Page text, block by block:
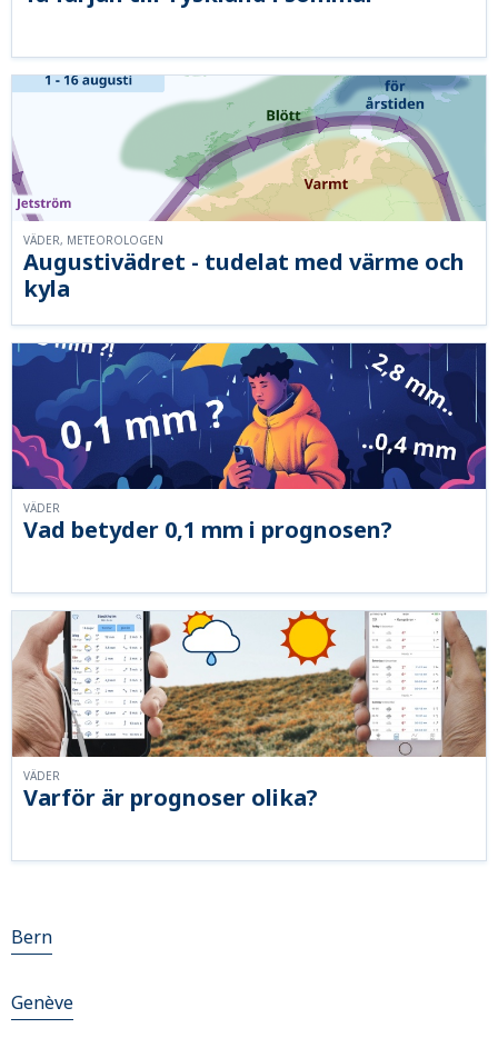
Augustivädret - tudelat med värme och
kyla
VÄDER, METEOROLOGEN
Vad betyder 0,1 mm i prognosen?
VÄDER
Varför är prognoser olika?
VÄDER
Bern
Genève